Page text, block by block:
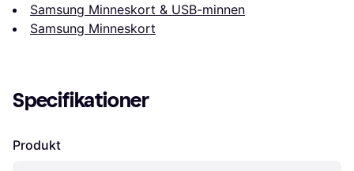
Samsung Minneskort & USB-minnen
Samsung Minneskort
Specifikationer
Produkt